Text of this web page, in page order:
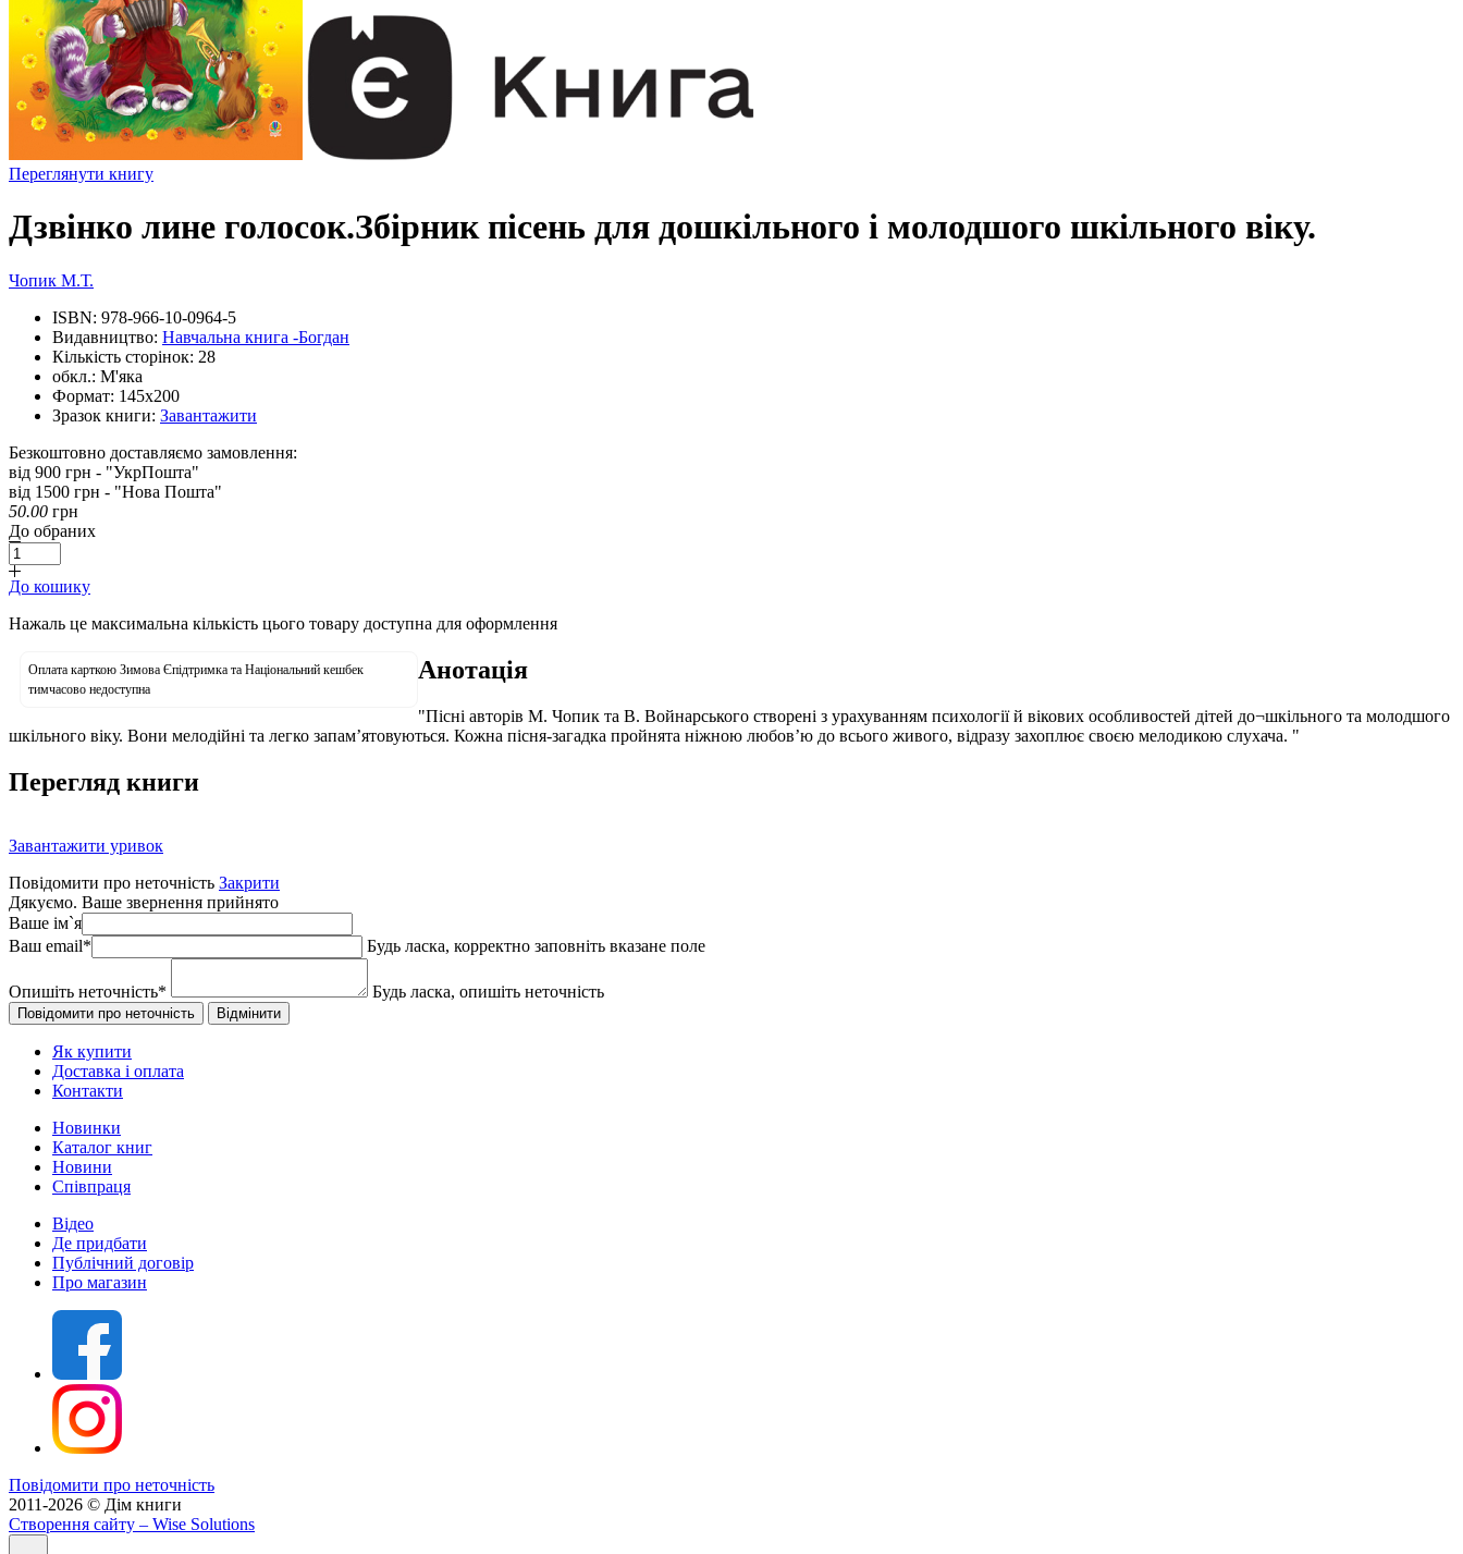
Переглянути книгу
Дзвінко лине голосок.Збірник пісень для дошкільного і молодшого шкільного віку.
Чопик М.Т.
ISBN: 978-966-10-0964-5
Видавництво: Навчальна книга -Богдан
Кількість сторінок: 28
обкл.: М'яка
Формат: 145х200
Зразок книги: Завантажити
Безкоштовно доставляємо замовлення:
від 900 грн - "УкрПошта"
від 1500 грн - "Нова Пошта"
50.00 грн
До обраних
До кошику
Нажаль це максимальна кількість цього товару доступна для оформлення
Оплата карткою Зимова Єпідтримка та Національний кешбек
тимчасово недоступна
Анотація
"Пісні авторів М. Чопик та В. Войнарського створені з урахуванням психології й вікових особливостей дітей до¬шкільного та молодшого
шкільного віку. Вони мелодійні та легко запам’ятовуються. Кожна пісня-загадка пройнята ніжною любов’ю до всього живого, відразу захоплює своєю мелодикою слухача. "
Перегляд книги
Завантажити уривок
Повідомити про неточність Закрити
Дякуємо. Ваше звернення прийнято
Ваше ім`я
Ваш email* Будь ласка, корректно заповніть вказане поле
Опишіть неточність* Будь ласка, опишіть неточність
Як купити
Доставка і оплата
Контакти
Новинки
Каталог книг
Новини
Співпраця
Відео
Де придбати
Публічний договір
Про магазин
Повідомити про неточність
2011-2026 © Дім книги
Створення сайту – Wise Solutions